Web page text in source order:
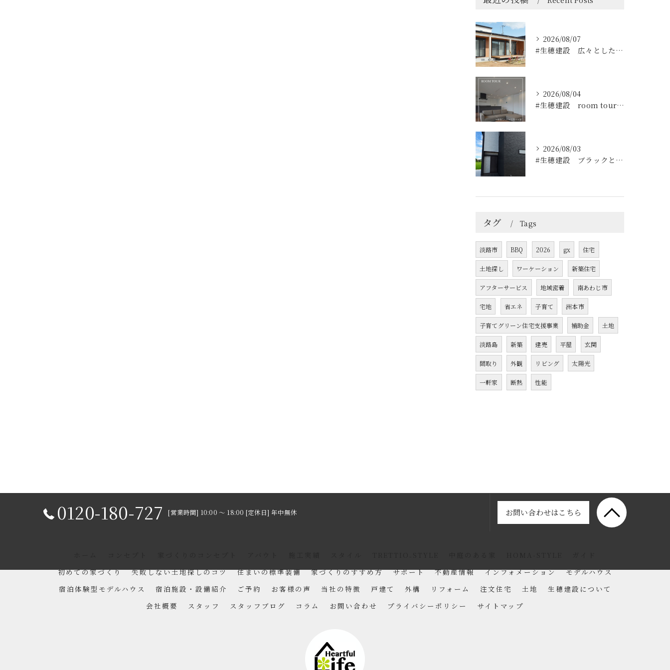
2026/08/07
#生穂建設 広々としたウッドデッキは、室内と庭を繋ぐ心地よい...
2026/08/04
#生穂建設 room tour🏠
2026/08/03
#生穂建設 ブラックとグレーのコントラストがスタイリッシュな...
タグ Tags
淡路市 BBQ 2026 gx 住宅
土地探し ワーケーション 新築住宅
アフターサービス 地域密着 南あわじ市
宅地 省エネ 子育て 洲本市
子育てグリーン住宅支援事業 補助金 土地
淡路島 新築 建売 平屋 玄関
間取り 外観 リビング 太陽光
一軒家 断熱 性能
0120-180-727 [営業時間] 10:00 ～ 18:00 [定休日] 年中無休 お問い合わせはこちら
初めての家づくり
失敗しない土地探しのコツ 住まいの標準装備 家づくりのすすめ方 サポート 不動産情報 インフォメーション
モデルハウス
宿泊体験型モデルハウス
宿泊施設・設備紹介 ご予約 お客様の声 当社の特徴 戸建て 外構 リフォーム 注文住宅 土地
生穂建設について
会社概要
スタッフ スタッフブログ コラム お問い合わせ プライバシーポリシー サイトマップ